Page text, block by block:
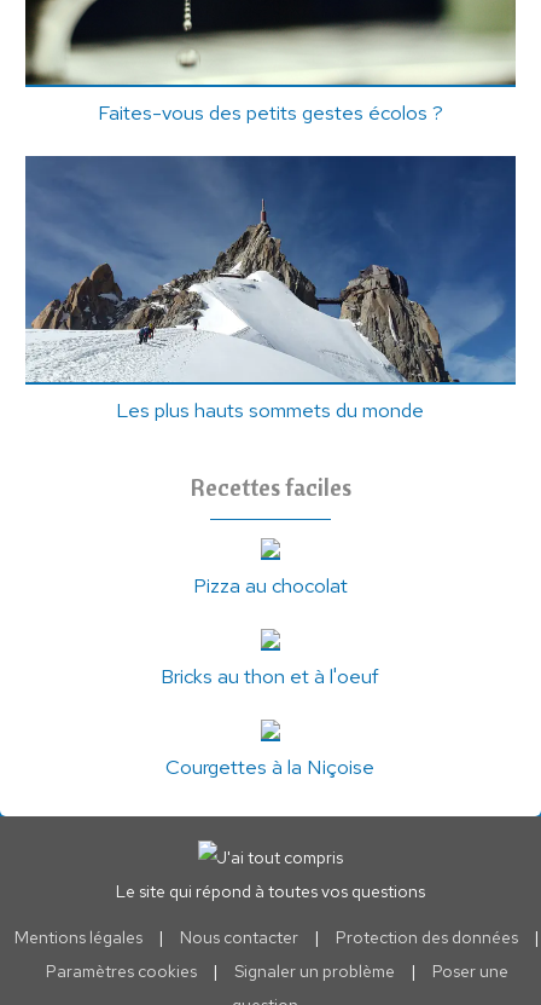
Faites-vous des petits gestes écolos ?
Les plus hauts sommets du monde
Recettes faciles
Pizza au chocolat
Bricks au thon et à l'oeuf
Courgettes à la Niçoise
Le site qui répond à toutes vos questions
Mentions légales | Nous contacter | Protection des données
|
Paramètres cookies
| Signaler un problème |
Poser une